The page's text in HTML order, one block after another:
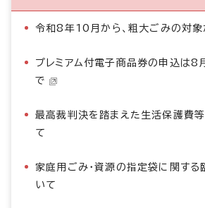
令和8年10月から、粗大ごみの対象
プレミアム付電子商品券の申込は8
で
最高裁判決を踏まえた生活保護費
て
家庭用ごみ・資源の指定袋に関す
いて